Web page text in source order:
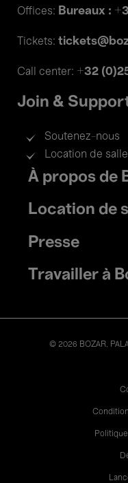
Offices: Bureaux :
Tickets:
Call center: +32
Join &
Soutenez-nous
Location de salle
Footer
menu
À propos de
Location de
Presse
Travailler à
© 2026 BOZAR.